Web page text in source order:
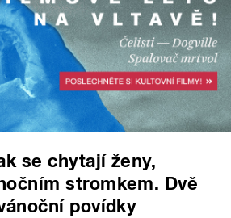
se chytají ženy,
stromkem. Dvě
povídky